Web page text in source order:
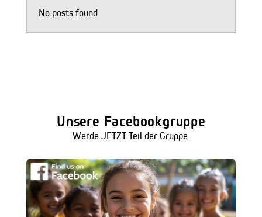
No posts found
Unsere Facebookgruppe
Werde JETZT Teil der Gruppe.